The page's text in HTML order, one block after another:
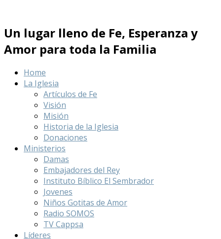
Un lugar lleno de Fe, Esperanza y
Amor para toda la Familia
Home
La Iglesia
Artículos de Fe
Visión
Misión
Historia de la Iglesia
Donaciones
Ministerios
Damas
Embajadores del Rey
Instituto Bíblico El Sembrador
Jovenes
Niños Gotitas de Amor
Radio SOMOS
TV Cappsa
Líderes